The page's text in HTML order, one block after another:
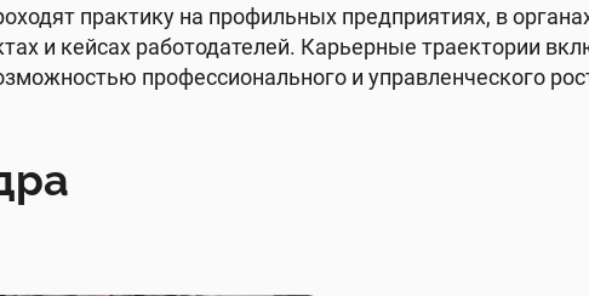
практику на профильных предприятиях, в
и кейсах работодателей. Карьерные траектории
профессионального и управленческого